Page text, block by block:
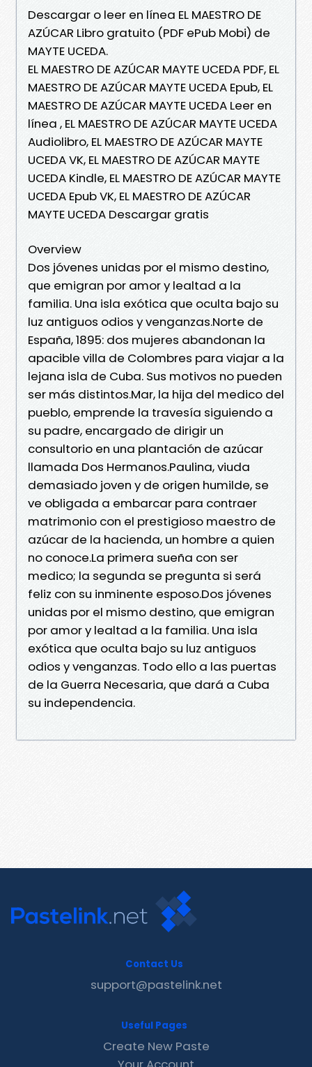
Descargar o leer en línea EL MAESTRO DE
AZÚCAR Libro gratuito (PDF ePub Mobi) de
MAYTE UCEDA.
EL MAESTRO DE AZÚCAR MAYTE UCEDA PDF, EL
MAESTRO DE AZÚCAR MAYTE UCEDA Epub, EL
MAESTRO DE AZÚCAR MAYTE UCEDA Leer en
línea , EL MAESTRO DE AZÚCAR MAYTE UCEDA
Audiolibro, EL MAESTRO DE AZÚCAR MAYTE
UCEDA VK, EL MAESTRO DE AZÚCAR MAYTE
UCEDA Kindle, EL MAESTRO DE AZÚCAR MAYTE
UCEDA Epub VK, EL MAESTRO DE AZÚCAR
MAYTE UCEDA Descargar gratis
Overview
Dos jóvenes unidas por el mismo destino,
que emigran por amor y lealtad a la
familia. Una isla exótica que oculta bajo su
luz antiguos odios y venganzas.Norte de
España, 1895: dos mujeres abandonan la
apacible villa de Colombres para viajar a la
lejana isla de Cuba. Sus motivos no pueden
ser más distintos.Mar, la hija del medico del
pueblo, emprende la travesía siguiendo a
su padre, encargado de dirigir un
consultorio en una plantación de azúcar
llamada Dos Hermanos.Paulina, viuda
demasiado joven y de origen humilde, se
ve obligada a embarcar para contraer
matrimonio con el prestigioso maestro de
azúcar de la hacienda, un hombre a quien
no conoce.La primera sueña con ser
medico; la segunda se pregunta si será
feliz con su inminente esposo.Dos jóvenes
unidas por el mismo destino, que emigran
por amor y lealtad a la familia. Una isla
exótica que oculta bajo su luz antiguos
odios y venganzas. Todo ello a las puertas
de la Guerra Necesaria, que dará a Cuba
su independencia.
Contact Us
support@pastelink.net
Useful Pages
Create New Paste